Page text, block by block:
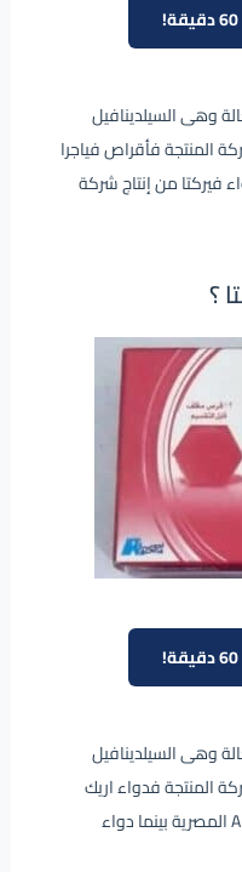
وهى السيلدينافيل
المنتجة فأقراص فياجرا
فيركتا من إنتاج شركة
؟
وهى السيلدينافيل
المنتجة فدواء اريك
من إنتاج شركة ادويا ADWIA Company المصرية بينما دواء